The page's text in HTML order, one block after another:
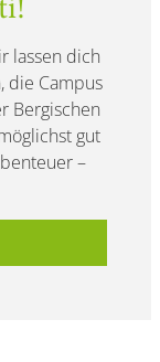
lassen dich
die Campus
Bergischen
gut
–